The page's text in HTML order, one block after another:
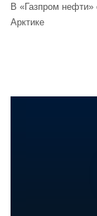
В «Газпром нефти»
Арктике